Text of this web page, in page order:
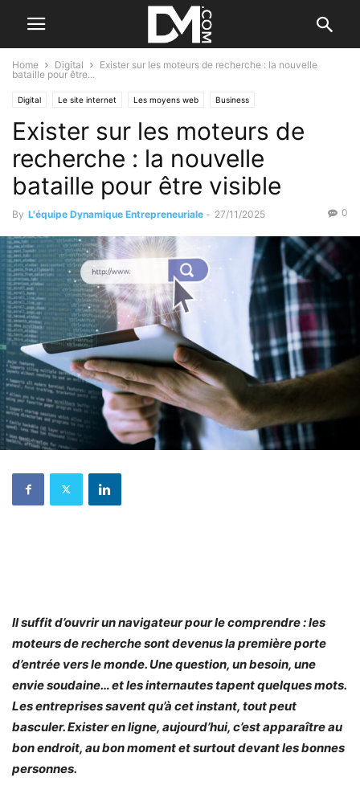
Home Digital
Exister sur les moteurs de recherche : la nouvelle
bataille pour être...
Digital Le site internet Les moyens web Business
Valorisation d'entreprise
Exister sur les moteurs de
recherche : la nouvelle
bataille pour être visible
By L'équipe Dynamique Entrepreneuriale - 27/11/2025 0
Il suffit d’ouvrir un navigateur pour le comprendre : les
moteurs de recherche sont devenus la première porte
d’entrée vers le monde. Une question, un besoin, une
envie soudaine… et les internautes tapent quelques mots.
Les entreprises savent qu’à cet instant, tout peut
basculer. Exister en ligne, aujourd’hui, c’est apparaître au
bon endroit, au bon moment et surtout devant les bonnes
personnes.